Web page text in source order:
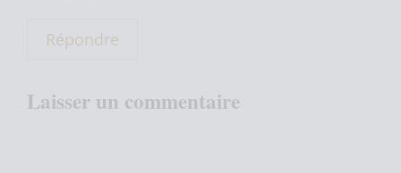
Répondre
Laisser un commentaire